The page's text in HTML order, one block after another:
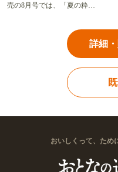
売の8月号では、「夏の粋…
詳細
おいしくって、ため